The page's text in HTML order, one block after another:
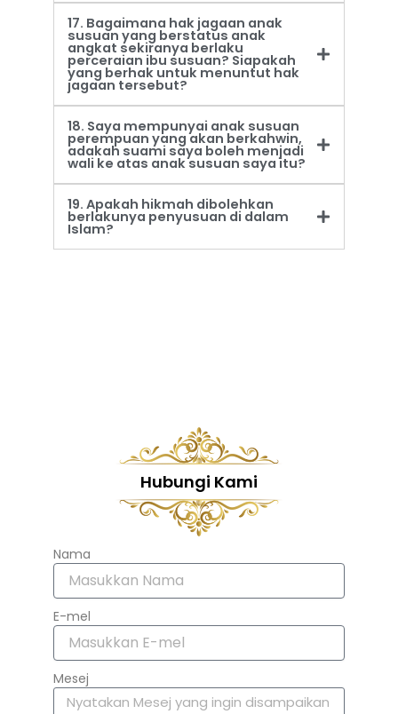
17. Bagaimana hak jagaan anak
susuan yang berstatus anak
angkat sekiranya berlaku
perceraian ibu susuan? Siapakah
yang berhak untuk menuntut hak
jagaan tersebut?
18. Saya mempunyai anak susuan
perempuan yang akan berkahwin,
adakah suami saya boleh menjadi
wali ke atas anak susuan saya itu?
19. Apakah hikmah dibolehkan
berlakunya penyusuan di dalam
Islam?
Hubungi Kami
Nama
E-mel
Mesej